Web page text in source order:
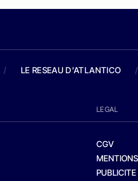
/ LE RESEAU D'ATLANTICO /
LEGAL
CGV